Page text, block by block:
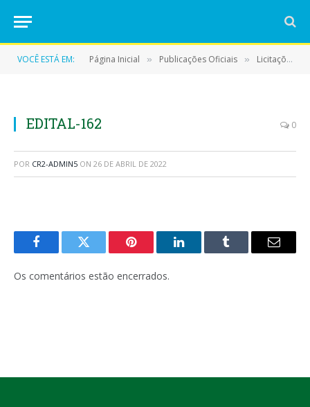
VOCÊ ESTÁ EM: Página Inicial » Publicações Oficiais » Licitações
EDITAL-162 0
POR CR2-ADMIN5 ON 26 DE ABRIL DE 2022
FacebookTwitter Pinterest LinkedInTumblr
E-
Os comentários estão encerrados.